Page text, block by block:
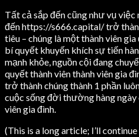
Tất cả sắp đến cũng như vụ
đến https://s666.capital/ trở
tiêu – chúng là một thành viên
bí quyết khuyến khích sự tiến
mạnh khỏe, nguồn cội đang
quyết thành viên thành viên gia
trở thành chúng thành 1 phần
cuộc sống đời thường hàng
viên gia đình.
(This is a long article; I’ll